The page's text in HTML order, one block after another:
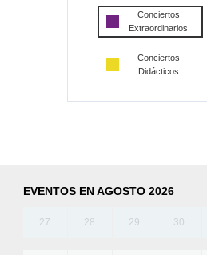
Conciertos
Extraordinarios
Conciertos
Didácticos
EVENTOS EN AGOSTO 2026
27 28 29 30